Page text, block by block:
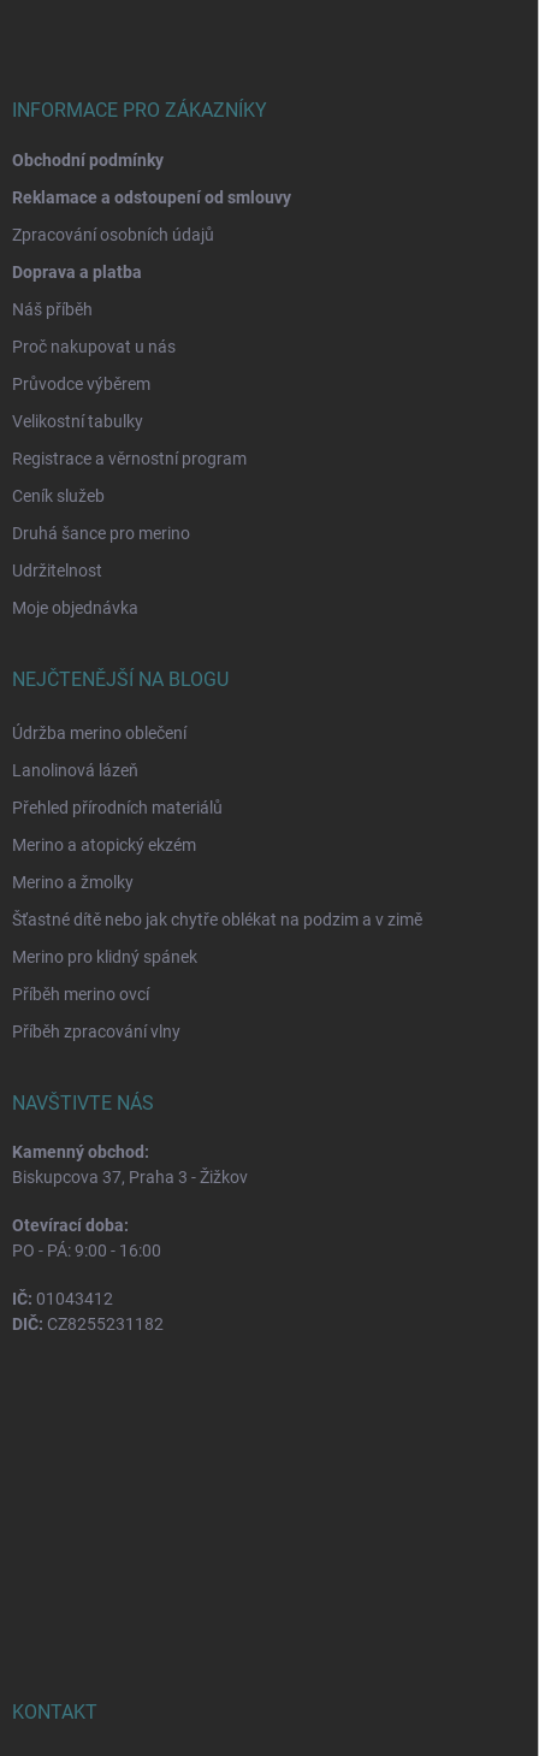
INFORMACE PRO ZÁKAZNÍKY
Obchodní podmínky
Reklamace a odstoupení od smlouvy
Zpracování osobních údajů
Doprava a platba
Náš příběh
Proč nakupovat u nás
Průvodce výběrem
Velikostní tabulky
Registrace a věrnostní program
Ceník služeb
Druhá šance pro merino
Udržitelnost
Moje objednávka
NEJČTENĚJŠÍ NA BLOGU
Údržba merino oblečení
Lanolinová lázeň
Přehled přírodních materiálů
Merino a atopický ekzém
Merino a žmolky
Šťastné dítě nebo jak chytře oblékat na podzim a v zimě
Merino pro klidný spánek
Příběh merino ovcí
Příběh zpracování vlny
NAVŠTIVTE NÁS
Kamenný obchod:
Biskupcova 37, Praha 3 - Žižkov
Otevírací doba:
PO - PÁ: 9:00 - 16:00
IČ: 01043412
DIČ: CZ8255231182
KONTAKT